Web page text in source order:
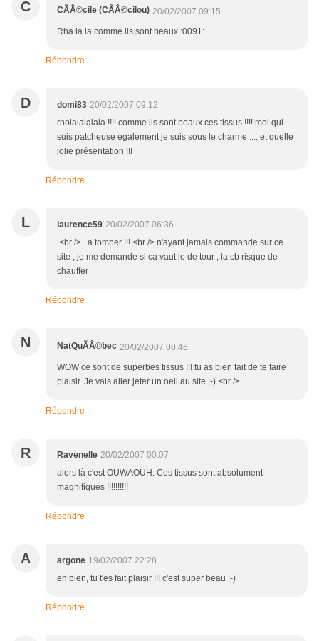
C CÃÂ©cile (CÃÂ©cilou) 20/02/2007 09:15
Rha la la comme ils sont beaux :0091:
Répondre
D domi83 20/02/2007 09:12
rholalalalala !!!! comme ils sont beaux ces tissus !!!! moi qui
suis patcheuse également je suis sous le charme .... et quelle
jolie présentation !!!
Répondre
L laurence59 20/02/2007 06:36
<br /> a tomber !!! <br /> n'ayant jamais commande sur ce
site , je me demande si ca vaut le de tour , la cb risque de
chauffer
Répondre
N NatQuÃÂ©bec 20/02/2007 00:46
WOW ce sont de superbes tissus !!! tu as bien fait de te faire
plaisir. Je vais aller jeter un oeil au site ;-) <br />
Répondre
R Ravenelle 20/02/2007 00:07
alors là c'est OUWAOUH. Ces tissus sont absolument
magnifiques !!!!!!!!!!
Répondre
A argone 19/02/2007 22:28
eh bien, tu t'es fait plaisir !!! c'est super beau :-)
Répondre